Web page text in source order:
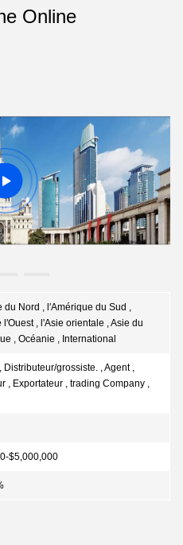
Online
du Nord , l'Amérique du Sud ,
l'Ouest , l'Asie orientale , Asie du
, Océanie , International
Distributeur/grossiste. , Agent ,
, Exportateur , trading Company ,
$5,000,000